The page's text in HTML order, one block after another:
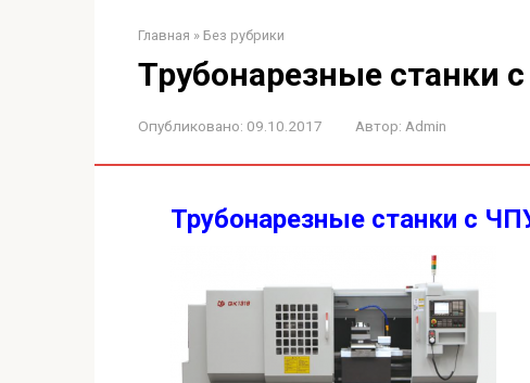
Главная » Без рубрики
Трубонарезные станки
Опубликовано: 09.10.2017 Автор: Admin
Трубонарезные станки с